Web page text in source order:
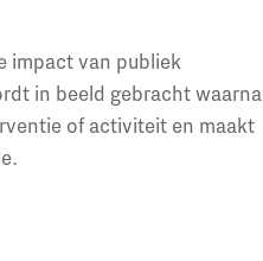
impact van publiek
in beeld gebracht waarna
of activiteit en maakt